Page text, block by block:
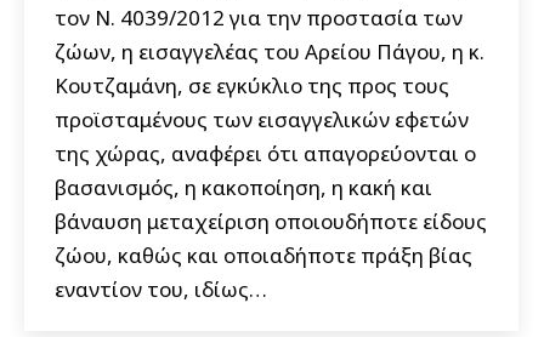
τον Ν. 4039/2012 για την προστασία των
ζώων, η εισαγγελέας του Αρείου Πάγου, η κ.
Κουτζαμάνη, σε εγκύκλιο της προς τους
προϊσταμένους των εισαγγελικών εφετών
της χώρας, αναφέρει ότι απαγορεύονται ο
βασανισμός, η κακοποίηση, η κακή και
βάναυση μεταχείριση οποιουδήποτε είδους
ζώου, καθώς και οποιαδήποτε πράξη βίας
εναντίον του, ιδίως…